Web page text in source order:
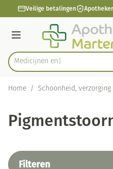
Ga naar de inhoud
1 van 1Veilige betalingen
Menu
Product, merk, categorie...
Home / Schoonheid, verzorging
Filteren